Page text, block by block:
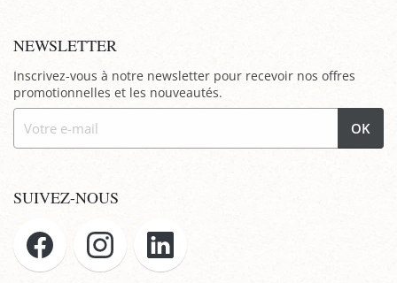
NEWSLETTER
Inscrivez-vous à notre newsletter pour recevoir nos offres
promotionnelles et les nouveautés.
OK
SUIVEZ-NOUS